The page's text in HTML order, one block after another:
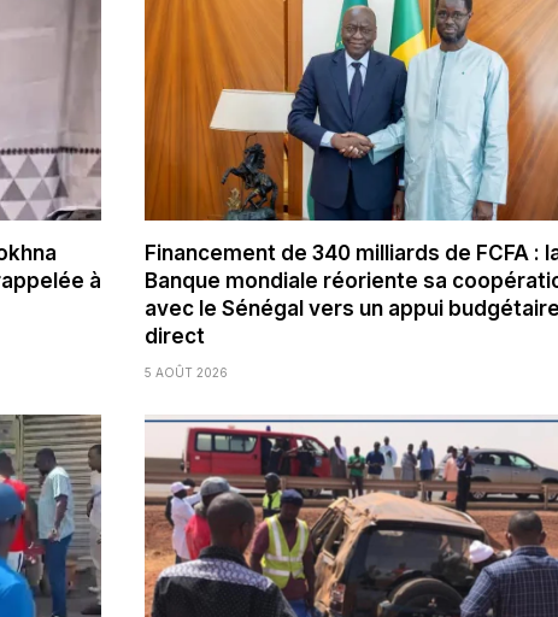
à
Financement de 340 milliards de FCFA :
Banque mondiale réoriente sa
avec le Sénégal vers un appui budgétaire
direct
5 AOÛT 2026